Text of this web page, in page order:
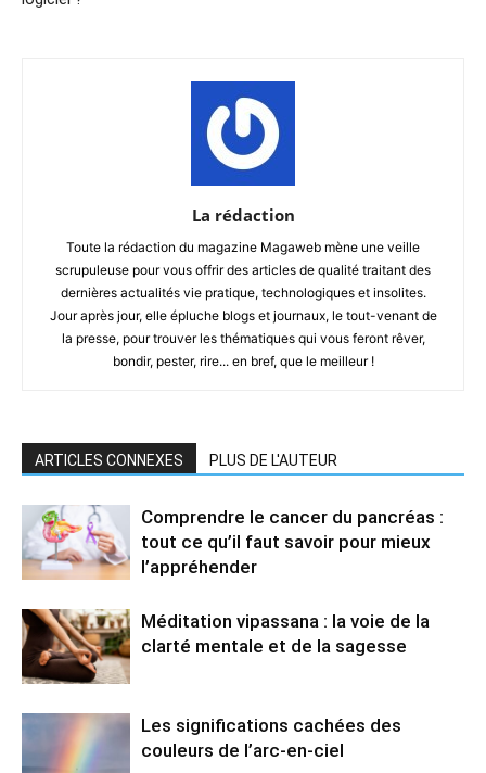
La rédaction
Toute la rédaction du magazine Magaweb mène une veille
scrupuleuse pour vous offrir des articles de qualité traitant des
dernières actualités vie pratique, technologiques et insolites.
Jour après jour, elle épluche blogs et journaux, le tout-venant de
la presse, pour trouver les thématiques qui vous feront rêver,
bondir, pester, rire... en bref, que le meilleur !
ARTICLES CONNEXES PLUS DE L'AUTEUR
Comprendre le cancer du pancréas :
tout ce qu’il faut savoir pour mieux
l’appréhender
Méditation vipassana : la voie de la
clarté mentale et de la sagesse
Les significations cachées des
couleurs de l’arc-en-ciel